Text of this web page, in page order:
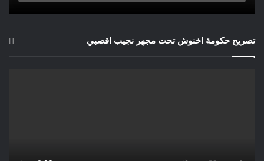
تصريح حكومة اخنوش تحت مجهر نجيب اقصبي